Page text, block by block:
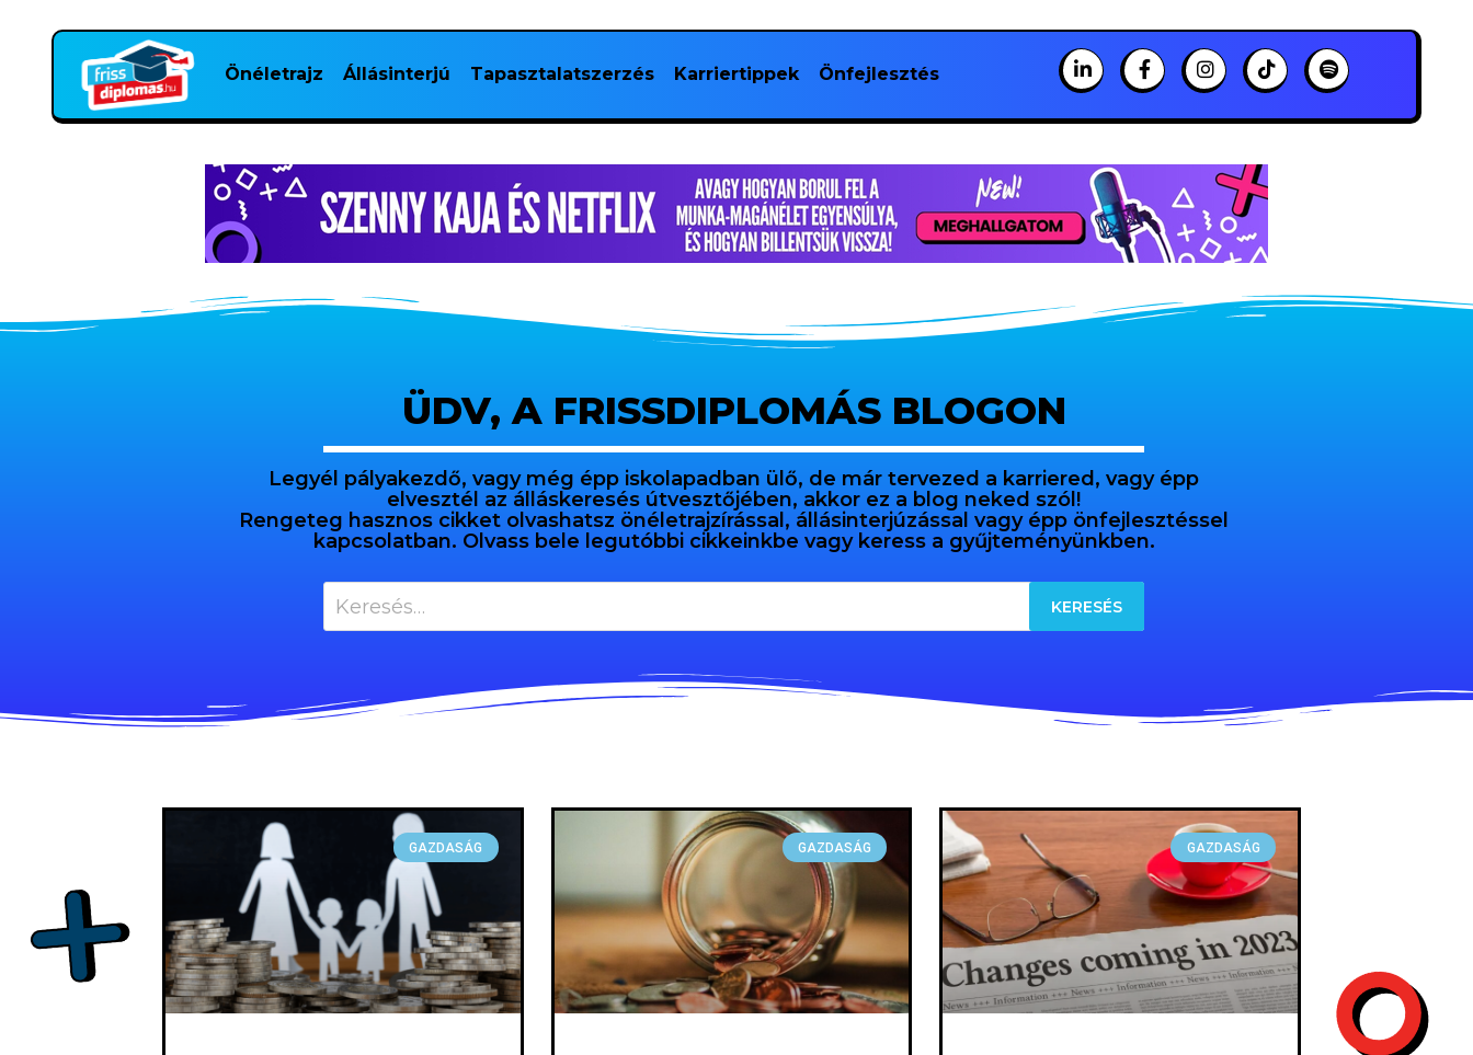
Önéletrajz Állásinterjú Tapasztalatszerzés Karriertippek Önfejlesztés
ÜDV, A FRISSDIPLOMÁS BLOGON
Legyél pályakezdő, vagy még épp iskolapadban ülő, de már tervezed a karriered, vagy épp
elvesztél az álláskeresés útvesztőjében, akkor ez a blog neked szól!
Rengeteg hasznos cikket olvashatsz önéletrajzírással, állásinterjúzással vagy épp önfejlesztéssel
kapcsolatban. Olvass bele legutóbbi cikkeinkbe vagy keress a gyűjteményünkben.
GAZDASÁG GAZDASÁG GAZDASÁG